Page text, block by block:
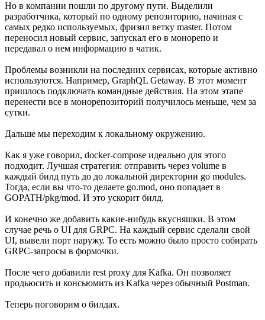
Но в компании пошли по другому пути. Выделили
разработчика, который по одному репозиторию, начиная с
самых редко используемых, фризил ветку master. Потом
переносил новый сервис, запускал его в монорепо и
передавал о нем информацию в чатик.
Проблемы возникли на последних сервисах, которые активно
используются. Например, GraphQL Getaway. В этот момент
пришлось подключать командные действия. На этом этапе
перенести все в монорепозиторий получилось меньше, чем за
сутки.
Дальше мы переходим к локальному окружению.
Как я уже говорил, docker-compose идеально для этого
подходит. Лучшая стратегия: отправить через volume в
каждый билд путь до до локальной директории go modules.
Тогда, если вы что-то делаете go.mod, оно попадает в
GOPATH/pkg/mod. И это ускорит билд.
И конечно же добавить какие-нибудь вкусняшки. В этом
случае речь о UI для GRPC. На каждый сервис сделали свой
UI, вывели порт наружу. То есть можно было просто собирать
GRPC-запросы в формочки.
После чего добавили rest proxy для Kafka. Он позволяет
продьюсить и консьюмить из Kafka через обычный Postman.
Теперь поговорим о билдах.